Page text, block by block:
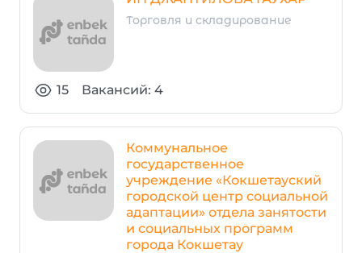
Торговля и складирование
15 Вакансий: 4
Коммунальное
государственное
учреждение «Кокшетауский
городской центр социальной
адаптации» отдела занятости
и социальных программ
города Кокшетау